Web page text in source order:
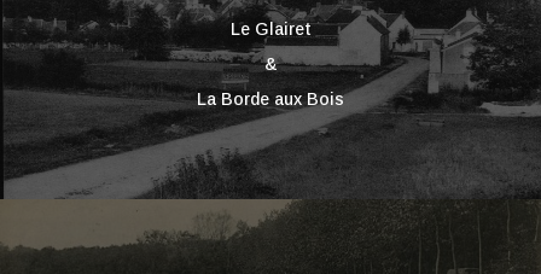
Le Glairet
&
La Borde aux Bois